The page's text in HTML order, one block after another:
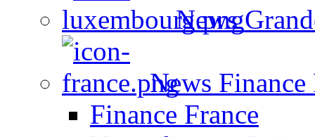
News
News Finance
Finance France